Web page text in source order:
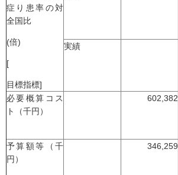
症り患率の対
全国比
(倍)
[
目標指標]
実績
必要概算コス
ト（千円）
602,382
予算額等（千
円）
346,259